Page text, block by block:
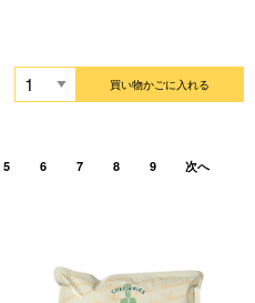
買い物かごに入れる
5 6 7 8 9 次へ